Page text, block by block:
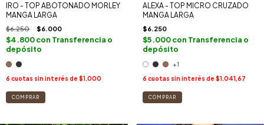
IRO - TOP ABOTONADO MORLEY
MANGA LARGA
$6.250 $6.000
$4.800con Transferencia o
depósito
6 cuotas sin interés de $1.000
COMPRAR
ALEXA - TOP MICRO CRUZADO
MANGA LARGA
$6.250
$5.000con Transferencia o
depósito
+1
6 cuotas sin interés de $1.041,67
COMPRAR